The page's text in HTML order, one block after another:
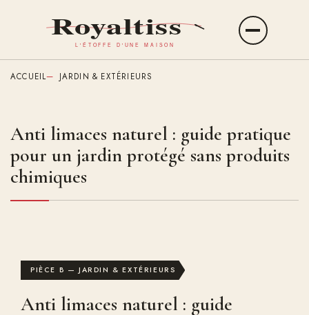
Ouvrir
le
ACCUEIL JARDIN & EXTÉRIEURS
Anti limaces naturel : guide pratique
pour un jardin protégé sans produits
chimiques
PIÈCE B — JARDIN & EXTÉRIEURS
Anti limaces naturel : guide